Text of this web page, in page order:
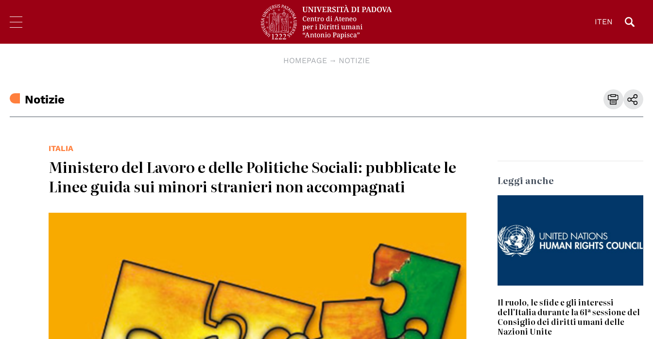
ITEN
HOMEPAGE NOTIZIE
Notizie
ITALIA
Ministero del Lavoro e delle Politiche Sociali: pubblicate le
Linee guida sui minori stranieri non accompagnati
Leggi anche
Il ruolo, le sfide e gli interessi
dell'Italia durante la 61ª sessione del
Consiglio dei diritti umani delle
Nazioni Unite